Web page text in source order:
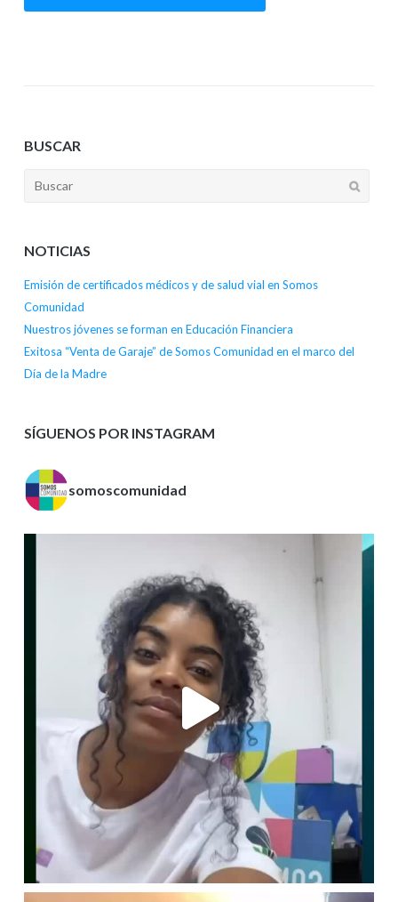
BUSCAR
NOTICIAS
Emisión de certificados médicos y de salud vial en Somos
Comunidad
Nuestros jóvenes se forman en Educación Financiera
Exitosa “Venta de Garaje” de Somos Comunidad en el marco del
Día de la Madre
SÍGUENOS POR INSTAGRAM
somoscomunidad